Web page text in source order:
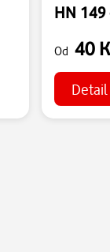
HN
Od 40
Detail